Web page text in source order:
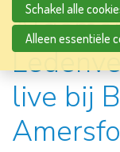
live bij
Schakel alle
Alleen essentiële